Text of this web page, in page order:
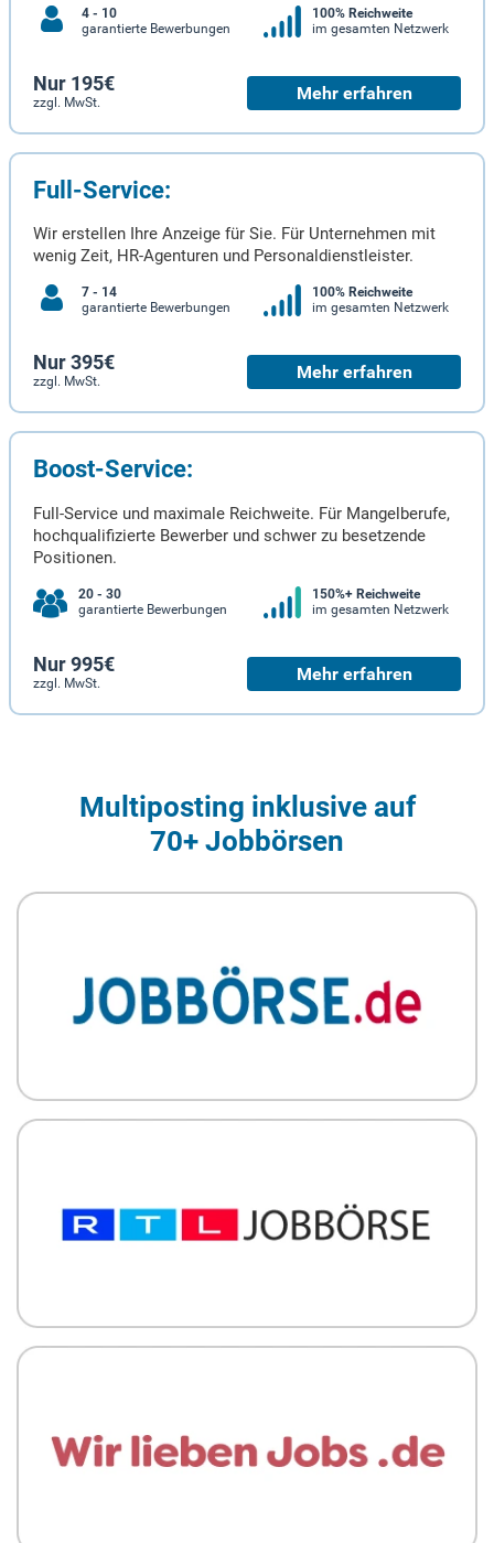
4 - 10
garantierte Bewerbungen
100% Reichweite
im gesamten Netzwerk
Nur 195€
zzgl. MwSt. Mehr erfahren
Full-Service:
Wir erstellen Ihre Anzeige für Sie. Für Unternehmen mit
wenig Zeit, HR-Agenturen und Personaldienstleister.
7 - 14
garantierte Bewerbungen
100% Reichweite
im gesamten Netzwerk
Nur 395€
zzgl. MwSt. Mehr erfahren
Boost-Service:
Full-Service und maximale Reichweite. Für Mangelberufe,
hochqualifizierte Bewerber und schwer zu besetzende
Positionen.
20 - 30
garantierte Bewerbungen
150%+ Reichweite
im gesamten Netzwerk
Nur 995€
zzgl. MwSt. Mehr erfahren
Multiposting inklusive auf
70+ Jobbörsen